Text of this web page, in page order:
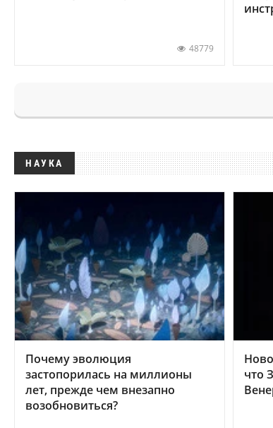
48779
НАУКА
Почему эволюция
застопорилась на миллионы
лет, прежде чем внезапно
возобновиться?
что